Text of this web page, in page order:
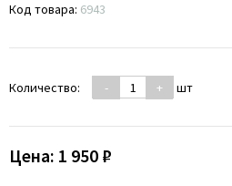
Код товара: 6943
Количество: - + шт
Цена: 1 950 ₽